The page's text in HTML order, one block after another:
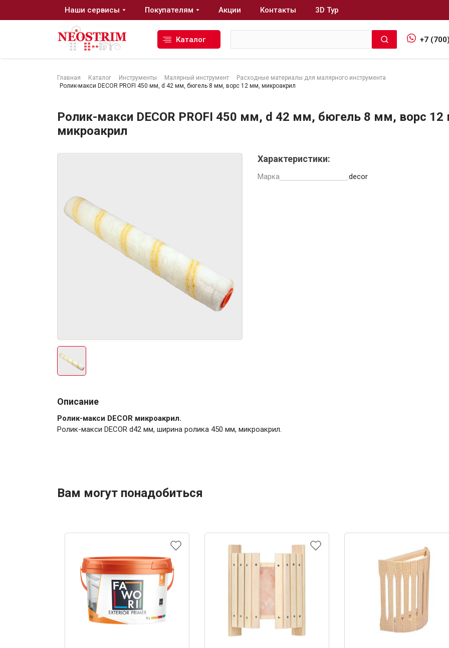
Главная Каталог Инструменты Малярный инструмент
Расходные материалы для малярного инструмента
Ролик-макси DЕCOR PROFI 450 мм, d 42 мм, бюгель 8 мм, ворс 12 мм, микроакрил
Ролик-макси DЕCOR PROFI 450 мм, d 42 мм, бюгель 8 мм, ворс
микроакрил
Характеристики:
Марка decor
Описание
Ролик-макси DЕCOR микроакрил.
Ролик-макси DЕCOR d42 мм, ширина ролика 450 мм, микроакрил.
Вам могут понадобиться
Наши сервисы Покупателям Акции Контакты 3D Тур
Каталог +7
Сухие строительные смеси
Гидроизоляция
Изоляционные материалы
Лакокрасочные материалы
Обои
Ещё 5
Электро-оборудование
Анкеры
Монтажные ленты
Канаты, шнуры